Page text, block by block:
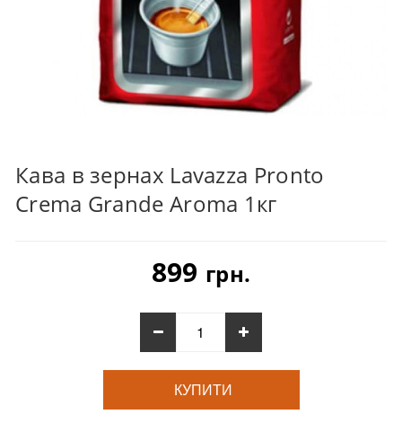
Кава в зернах Lavazza Pronto
Crema Grande Aroma 1кг
899 грн.
КУПИТИ